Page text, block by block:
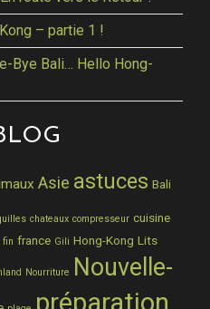
– partie 1 !
Bye Bali… Hello Hong-
Asie astuces Bali
chateaux compresseur cuisine
fin france Gili Hong-Kong Lits
Nourriture
Nouvelle-